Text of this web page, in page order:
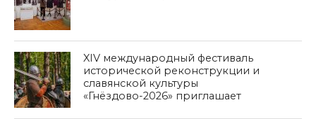
XIV международный фестиваль
исторической реконструкции и
славянской культуры
«Гнёздово-2026» приглашает